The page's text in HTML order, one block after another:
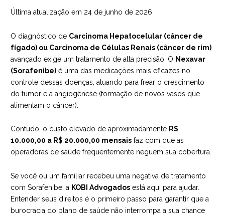
Última atualização em 24 de junho de 2026
O diagnóstico de Carcinoma Hepatocelular (câncer de
fígado) ou Carcinoma de Células Renais (câncer de rim)
avançado exige um tratamento de alta precisão. O Nexavar
(Sorafenibe) é uma das medicações mais eficazes no
controle dessas doenças, atuando para frear o crescimento
do tumor e a angiogênese (formação de novos vasos que
alimentam o câncer).
Contudo, o custo elevado de aproximadamente R$
10.000,00 a R$ 20.000,00 mensais faz com que as
operadoras de saúde frequentemente neguem sua cobertura.
Se você ou um familiar recebeu uma negativa de tratamento
com Sorafenibe, a KOBI Advogados está aqui para ajudar.
Entender seus direitos é o primeiro passo para garantir que a
burocracia do plano de saúde não interrompa a sua chance